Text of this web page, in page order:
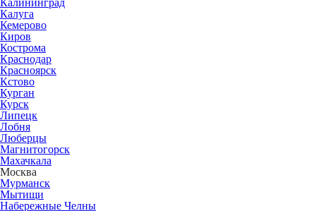
Калининград
Калуга
Кемерово
Киров
Кострома
Краснодар
Красноярск
Кстово
Курган
Курск
Липецк
Лобня
Люберцы
Магнитогорск
Махачкала
Москва
Мурманск
Мытищи
Набережные Челны